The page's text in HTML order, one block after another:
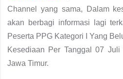
Channel yang sama, Dalam
akan berbagi informasi lagi
Peserta PPG Kategori I Yang
Kesediaan Per Tanggal 07
Jawa Timur.